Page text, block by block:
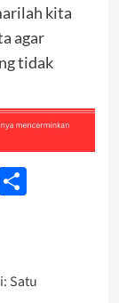
kita
agar
tidak
Share
Satu